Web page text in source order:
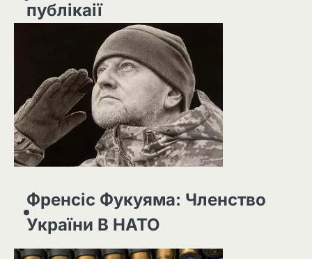
публікаії
Френсіс Фукуяма: Членство
України В НАТО